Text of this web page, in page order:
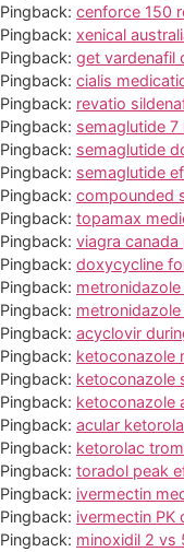
Pingback: cenforce 150
Pingback: xenical
Pingback: get vardenafil
Pingback: cialis
Pingback: revatio
Pingback: semaglutide
Pingback: semaglutide
Pingback: semaglutide
Pingback: compounded
Pingback: topamax
Pingback: viagra
Pingback: doxycycline
Pingback:
Pingback:
Pingback: acyclovir
Pingback: ketoconazole
Pingback: ketoconazole
Pingback: ketoconazole
Pingback: acular
Pingback: ketorolac
Pingback: toradol peak
Pingback: ivermectin
Pingback: ivermectin PK
Pingback: minoxidil 2 vs